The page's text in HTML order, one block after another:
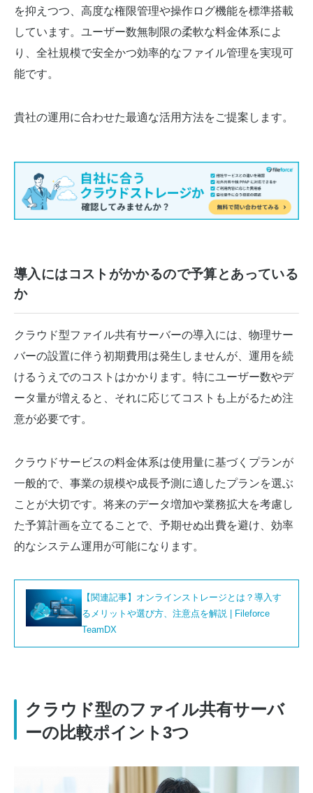
を抑えつつ、高度な権限管理や操作ログ機能を標準搭載
しています。ユーザー数無制限の柔軟な料金体系によ
り、全社規模で安全かつ効率的なファイル管理を実現可
能です。
貴社の運用に合わせた最適な活用方法をご提案します。
導入にはコストがかかるので予算とあっている
か
クラウド型ファイル共有サーバーの導入には、物理サー
バーの設置に伴う初期費用は発生しませんが、運用を続
けるうえでのコストはかかります。特にユーザー数やデ
ータ量が増えると、それに応じてコストも上がるため注
意が必要です。
クラウドサービスの料金体系は使用量に基づくプランが
一般的で、事業の規模や成長予測に適したプランを選ぶ
ことが大切です。将来のデータ増加や業務拡大を考慮し
た予算計画を立てることで、予期せぬ出費を避け、効率
的なシステム運用が可能になります。
【関連記事】オンラインストレージとは？導入す
るメリットや選び方、注意点を解説 | Fileforce
TeamDX
クラウド型のファイル共有サーバ
ーの比較ポイント3つ